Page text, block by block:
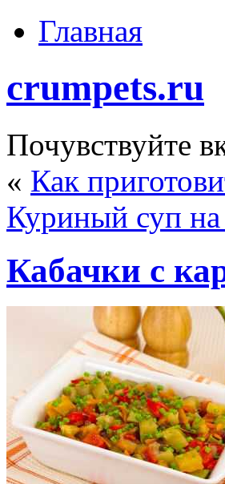
Главная
crumpets.ru
Почувствуйте
« Как
Куриный суп
Кабачки с